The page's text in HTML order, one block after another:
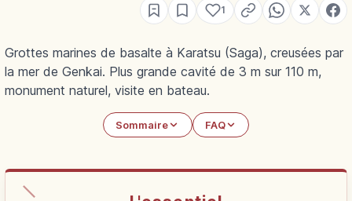
1
Grottes marines de basalte à Karatsu (Saga), creusées par
la mer de Genkai. Plus grande cavité de 3 m sur 110 m,
monument naturel, visite en bateau.
Sommaire FAQ